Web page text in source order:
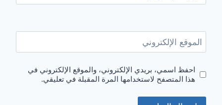
الموقع الإلكتروني
احفظ اسمي، بريدي الإلكتروني، والموقع الإلكتروني في
هذا المتصفح لاستخدامها المرة المقبلة في تعليقي.